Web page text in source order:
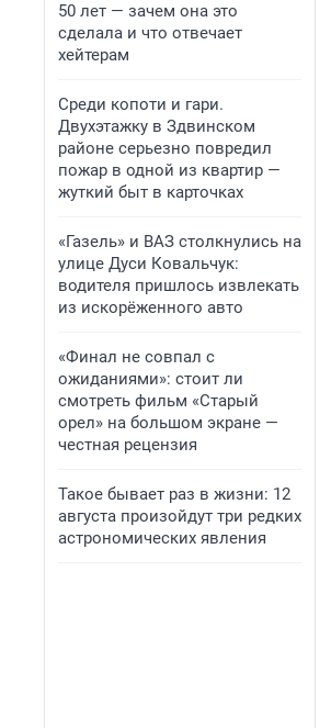
50 лет — зачем она это
сделала и что отвечает
хейтерам
Среди копоти и гари.
Двухэтажку в Здвинском
районе серьезно повредил
пожар в одной из квартир —
жуткий быт в карточках
«Газель» и ВАЗ столкнулись на
улице Дуси Ковальчук:
водителя пришлось извлекать
из искорёженного авто
«Финал не совпал с
ожиданиями»: стоит ли
смотреть фильм «Старый
орел» на большом экране —
честная рецензия
Такое бывает раз в жизни: 12
августа произойдут три редких
астрономических явления